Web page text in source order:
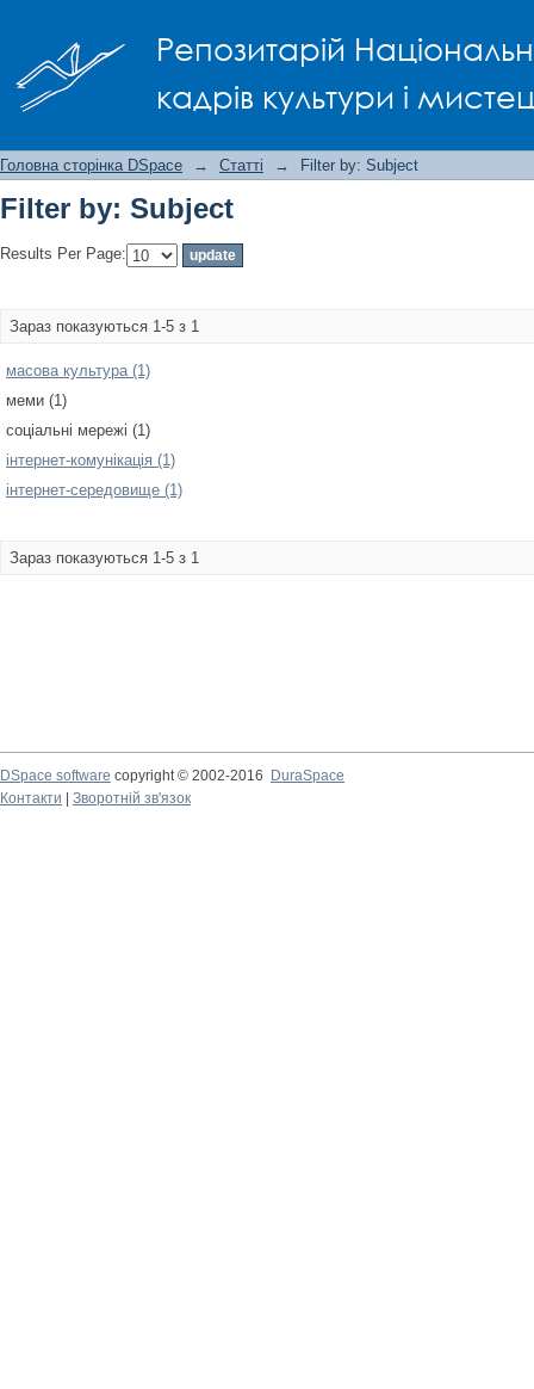
Репозитарій
кадрів культури і
Головна сторінка DSpace → Статті → Filter by: Subject
Filter by: Subject
Results Per Page:
Зараз показуються 1-5 з 1
масова культура (1)
меми (1)
соціальні мережі (1)
інтернет-комунікація (1)
інтернет-середовище (1)
Зараз показуються 1-5 з 1
DSpace software copyright © 2002-2016
DuraSpace
Контакти
Зворотній зв'язок